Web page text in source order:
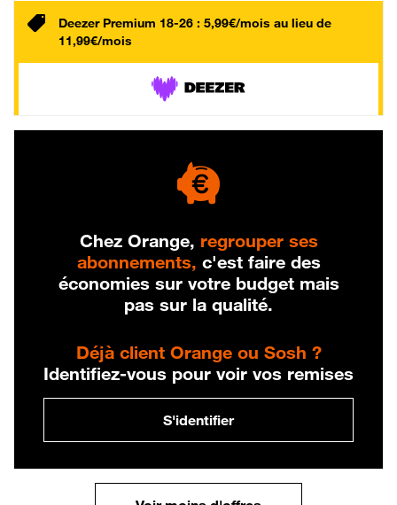
Deezer Premium 18-26 : 5,99€/mois au lieu de
11,99€/mois
Chez Orange, regrouper ses
abonnements, c'est faire des
économies sur votre budget mais
pas sur la qualité.
Déjà client Orange ou Sosh ?
Identifiez-vous pour voir vos remises
S'identifier